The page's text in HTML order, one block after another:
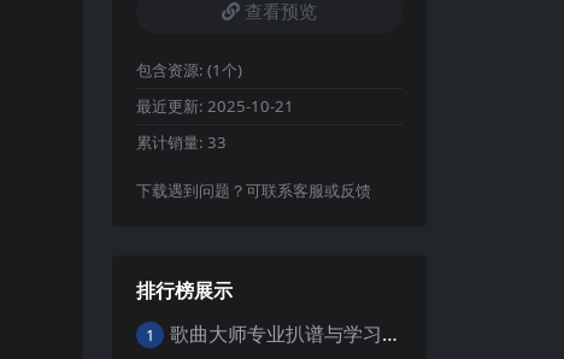
查看预览
包含资源: (1个)
最近更新: 2025-10-21
累计销量: 33
下载遇到问题？可联系客服或反馈
排行榜展示
1 歌曲大师专业扒谱与学习工具Aurally Sound Song Master PRO v2.7.04 WiN